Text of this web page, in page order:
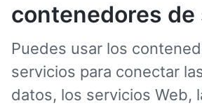
contenedores
Puedes usar los
servicios para conectar
datos, los servicios Web,